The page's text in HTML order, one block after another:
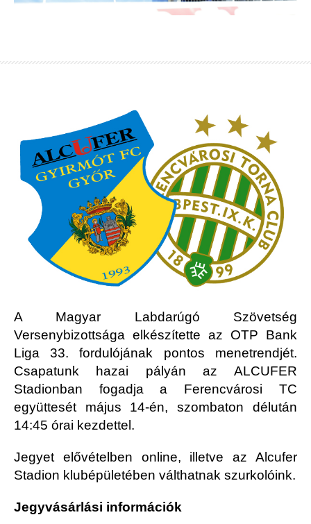
A Magyar Labdarúgó Szövetség
Versenybizottsága elkészítette az OTP Bank
Liga 33. fordulójának pontos menetrendjét.
Csapatunk hazai pályán az ALCUFER
Stadionban fogadja a Ferencvárosi TC
együttesét május 14-én, szombaton délután
14:45 órai kezdettel.
Jegyet elővételben online, illetve az Alcufer
Stadion klubépületében válthatnak szurkolóink.
Jegyvásárlási információk